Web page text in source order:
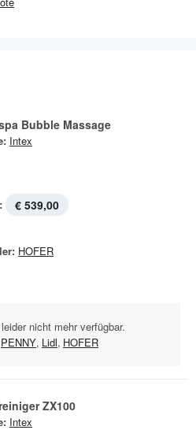
Bubble Massage
Intex
€ 539,00
HOFER
nicht mehr verfügbar.
PENNY, Lidl, HOFER
ZX100
Intex